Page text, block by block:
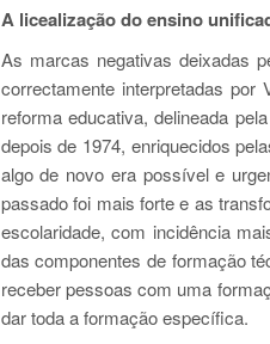
A licealização do ensino
As marcas negativas deixadas
correctamente interpretadas
reforma educativa, delineada
depois de 1974, enriquecidos
algo de novo era possível e
passado foi mais forte e as
escolaridade, com incidência
das componentes de formação
receber pessoas com uma
dar toda a formação específica.